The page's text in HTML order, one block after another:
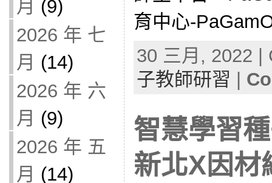
月 (9)
2026 年 七
月 (14)
2026 年 六
月 (9)
2026 年 五
月 (14)
育中心-
30 三月, 2022
子教師研習
智慧學習
新北X因材